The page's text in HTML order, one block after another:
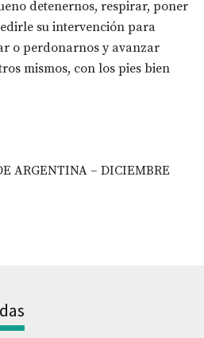
detenernos, respirar, poner
su intervención para
o perdonarnos y avanzar
mismos, con los pies bien
ARGENTINA – DICIEMBRE